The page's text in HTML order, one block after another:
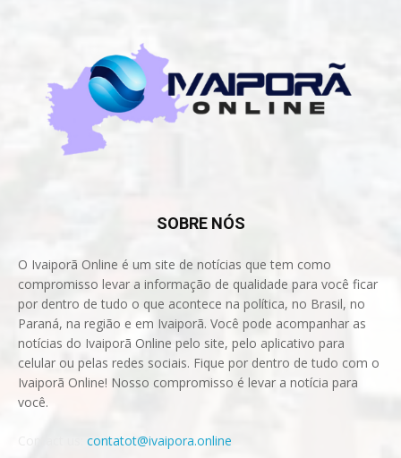
SOBRE NÓS
O Ivaiporã Online é um site de notícias que tem como
compromisso levar a informação de qualidade para você ficar
por dentro de tudo o que acontece na política, no Brasil, no
Paraná, na região e em Ivaiporã. Você pode acompanhar as
notícias do Ivaiporã Online pelo site, pelo aplicativo para
celular ou pelas redes sociais. Fique por dentro de tudo com o
Ivaiporã Online! Nosso compromisso é levar a notícia para
você.
contatot@ivaipora.online